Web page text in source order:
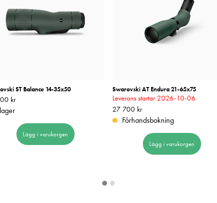
ST Balance 14-35x50
700 kr
kr
Lägg i varukorgen
Swarovski AT Endura 21-65x75
Leverans startar 2026-10-06
Pris :27 700 kr
27 700 kr
Förhandsbokning
Lägg i varukorgen